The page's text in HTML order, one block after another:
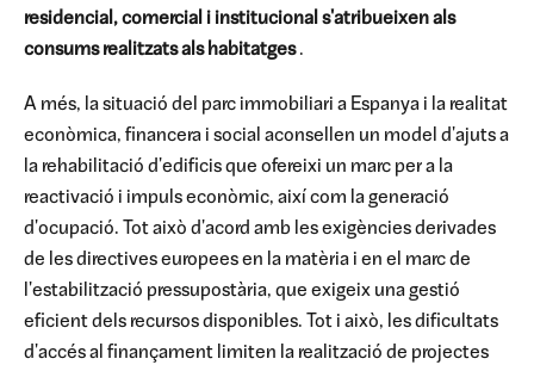
residencial, comercial i institucional s'atribueixen als
consums realitzats als habitatges.
A més, la situació del parc immobiliari a Espanya i la realitat
econòmica, financera i social aconsellen un model d'ajuts a
la rehabilitació d'edificis que ofereixi un marc per a la
reactivació i impuls econòmic, així com la generació
d'ocupació. Tot això d'acord amb les exigències derivades
de les directives europees en la matèria i en el marc de
l'estabilització pressupostària, que exigeix una gestió
eficient dels recursos disponibles. Tot i això, les dificultats
d'accés al finançament limiten la realització de projectes